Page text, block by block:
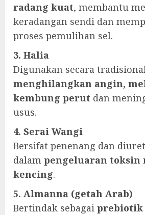
radang kuat, membantu
keradangan sendi dan
proses pemulihan sel.
3. Halia
Digunakan secara
menghilangkan angin,
kembung perut dan
usus.
4. Serai Wangi
Bersifat penenang dan
dalam pengeluaran
kencing.
5. Almanna (getah Arab)
Bertindak sebagai prebiotik